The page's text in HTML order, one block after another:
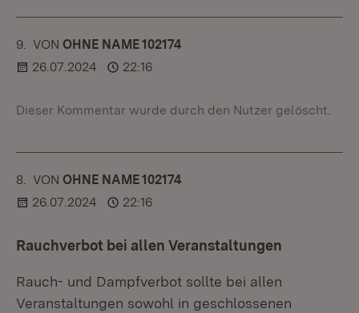
9. KOMMENTAR
VON :OHNE NAME 102174
26.07.2024
22:16
Dieser Kommentar wurde durch den Nutzer gelöscht.
8. KOMMENTAR
VON :OHNE NAME 102174
26.07.2024
22:16
Rauchverbot bei allen Veranstaltungen
Rauch- und Dampfverbot sollte bei allen
Veranstaltungen sowohl in geschlossenen